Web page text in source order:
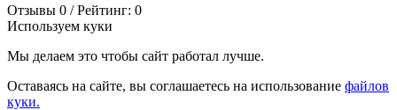
Отзывы 0 / Рейтинг: 0
Используем куки
Мы делаем это чтобы сайт работал лучше.
Оставаясь на сайте, вы соглашаетесь на использование файлов
куки.